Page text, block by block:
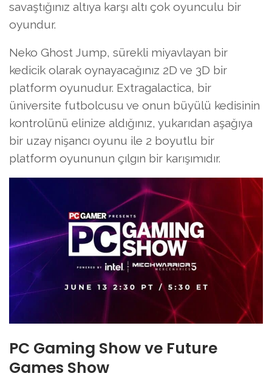
savaştığınız altıya karşı altı çok oyunculu bir
oyundur.
Neko Ghost Jump, sürekli miyavlayan bir
kedicik olarak oynayacağınız 2D ve 3D bir
platform oyunudur. Extragalactica, bir
üniversite futbolcusu ve onun büyülü kedisinin
kontrolünü elinize aldığınız, yukarıdan aşağıya
bir uzay nişancı oyunu ile 2 boyutlu bir
platform oyununun çılgın bir karışımıdır.
PC Gaming Show ve Future
Games Show